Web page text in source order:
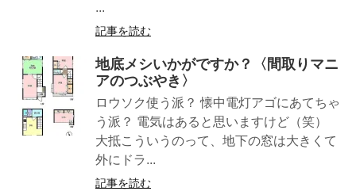
...
記事を読む
地底メシいかがですか？〈間取りマニ
アのつぶやき〉
ロウソク使う派？ 懐中電灯アゴにあてちゃ
う派？ 電気はあると思いますけど（笑）
大抵こういうのって、地下の窓は大きくて
外にドラ...
記事を読む